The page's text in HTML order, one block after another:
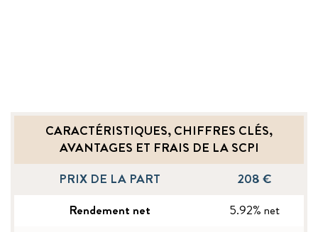
CARACTÉRISTIQUES, CHIFFRES CLÉS,
AVANTAGES ET FRAIS DE LA SCPI
PRIX DE LA PART
208 €
Rendement net
5.92% net